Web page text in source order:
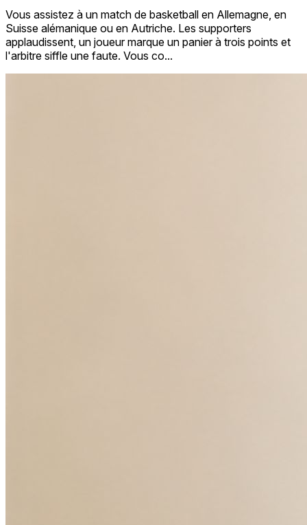
Vous assistez à un match de basketball en Allemagne, en
Suisse alémanique ou en Autriche. Les supporters
applaudissent, un joueur marque un panier à trois points et
l'arbitre siffle une faute. Vous co...